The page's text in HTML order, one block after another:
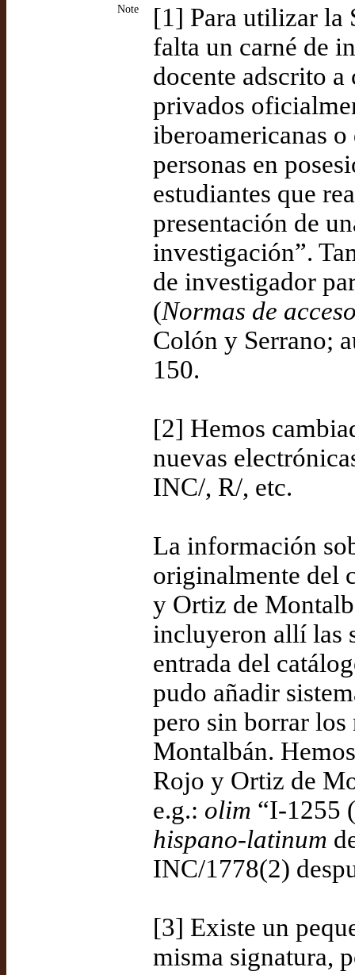
Note
[1] Para utilizar la
falta un carné de
docente adscrito a
privados
iberoamericanas
personas en
estudiantes que
presentación de
investigación”.
de investigador
(Normas de
Colón y Serrano;
150.
[2] Hemos
nuevas
INC/, R/, etc.
La información
originalmente del
y Ortiz de
incluyeron allí las
entrada del
pudo añadir
pero sin borrar
Montalbán.
Rojo y Ortiz de
e.g.: olim “I-1255
hispano-latinum
INC/1778(2)
[3] Existe un
misma signatura,